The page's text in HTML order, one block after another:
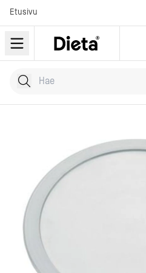
Etusivu
Hae tuotteita
Kirjoita hakusana...